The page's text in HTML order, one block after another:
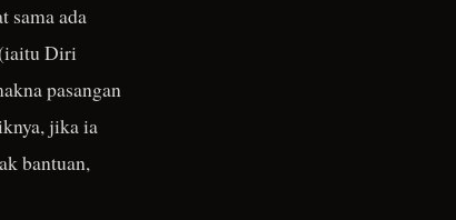
ada
Diri
pasangan
jika ia
bantuan,